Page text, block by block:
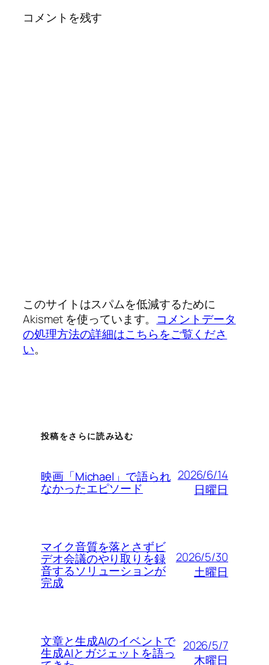
コメントを残す
このサイトはスパムを低減するために
Akismet を使っています。 コメントデータ
の処理方法の詳細はこちらをご覧くださ
い。
投稿をさらに読み込む
映画「Michael」で語られ
なかったエピソード
2026/6/14
日曜日
マイク音質を落とさずビ
デオ会議のやり取りを録
音するソリューションが
完成
2026/5/30
土曜日
文章と生成AIのイベントで
生成AIとガジェットを語っ
2026/5/7
木曜日